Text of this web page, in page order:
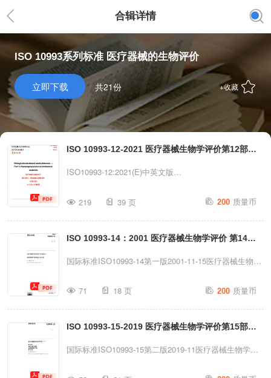
合辑详情
ISO 10993系列标准 医疗器械的生物评价
立即下载 共21份 +收藏
ISO 10993-12-2021 医疗器械生物学评价第12部
分：样品制备与参照材料（中英文）
ISO10993-12:2021(E)中英文版
2021-01Biologicalevaluationofmedicaldevices—
Part12:Samplepreparationandreferencematerials医疗器
械生物学评价第12部分：样品制备与参照材料(中英文
版)2024年03月翻译ReferencenumberISO10993-
AllrightsreservedISO10993-12:2021(E)中英文版目录
Foreword前言..........
219 39 页 200 质量币
ISO 10993-14：2001 医疗器械生物学评价 第14部
分陶瓷降解产物的鉴定与定量（中文）
国际标准ISO10993-14第一版2001-11-15医疗器械生物学
学评价第14部分：陶瓷降解产物的鉴定与定量分析参考编
号ISO10993-14：2001(E)◎ISO2001国际标准化组织由
IHS根据iSO许可证提供未经IHS授权，不得进行复制或网
络共享禁止转售ISO10993-14：2001(E)PDF免责声明本
71 18 页 200 质量币
ISO 10993-15-2019 医疗器械生物学评价第15部分
金属及合金降解产物的鉴定与定量分析（中文）
国际标准ISO10993-15第二版2019-11医疗器械生物学评